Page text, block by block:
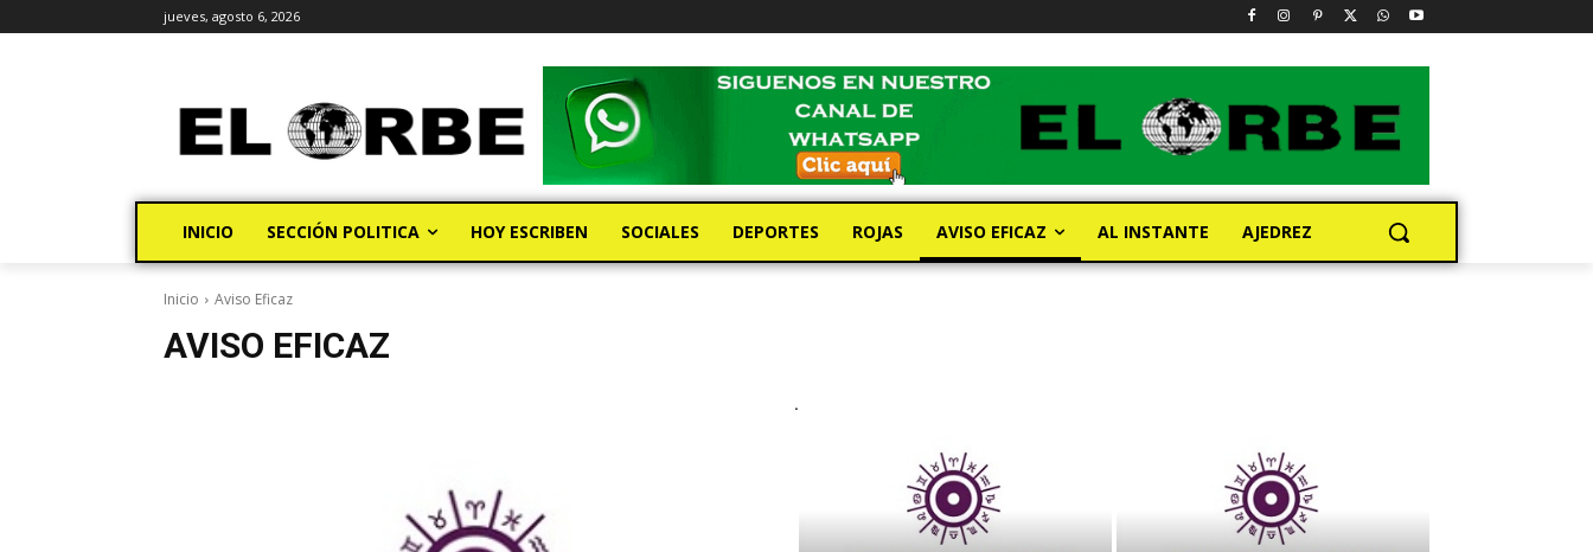
jueves, agosto 6, 2026
INICIO SECCIÓN POLITICA HOY ESCRIBEN SOCIALES DEPORTES ROJAS AVISO EFICAZ AL INSTANTE AJEDREZ
Inicio Aviso Eficaz
AVISO EFICAZ
.